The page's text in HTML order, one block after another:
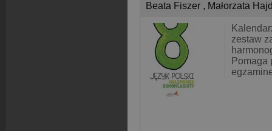
Beata Fiszer , Małorzata
zestaw
Pomaga